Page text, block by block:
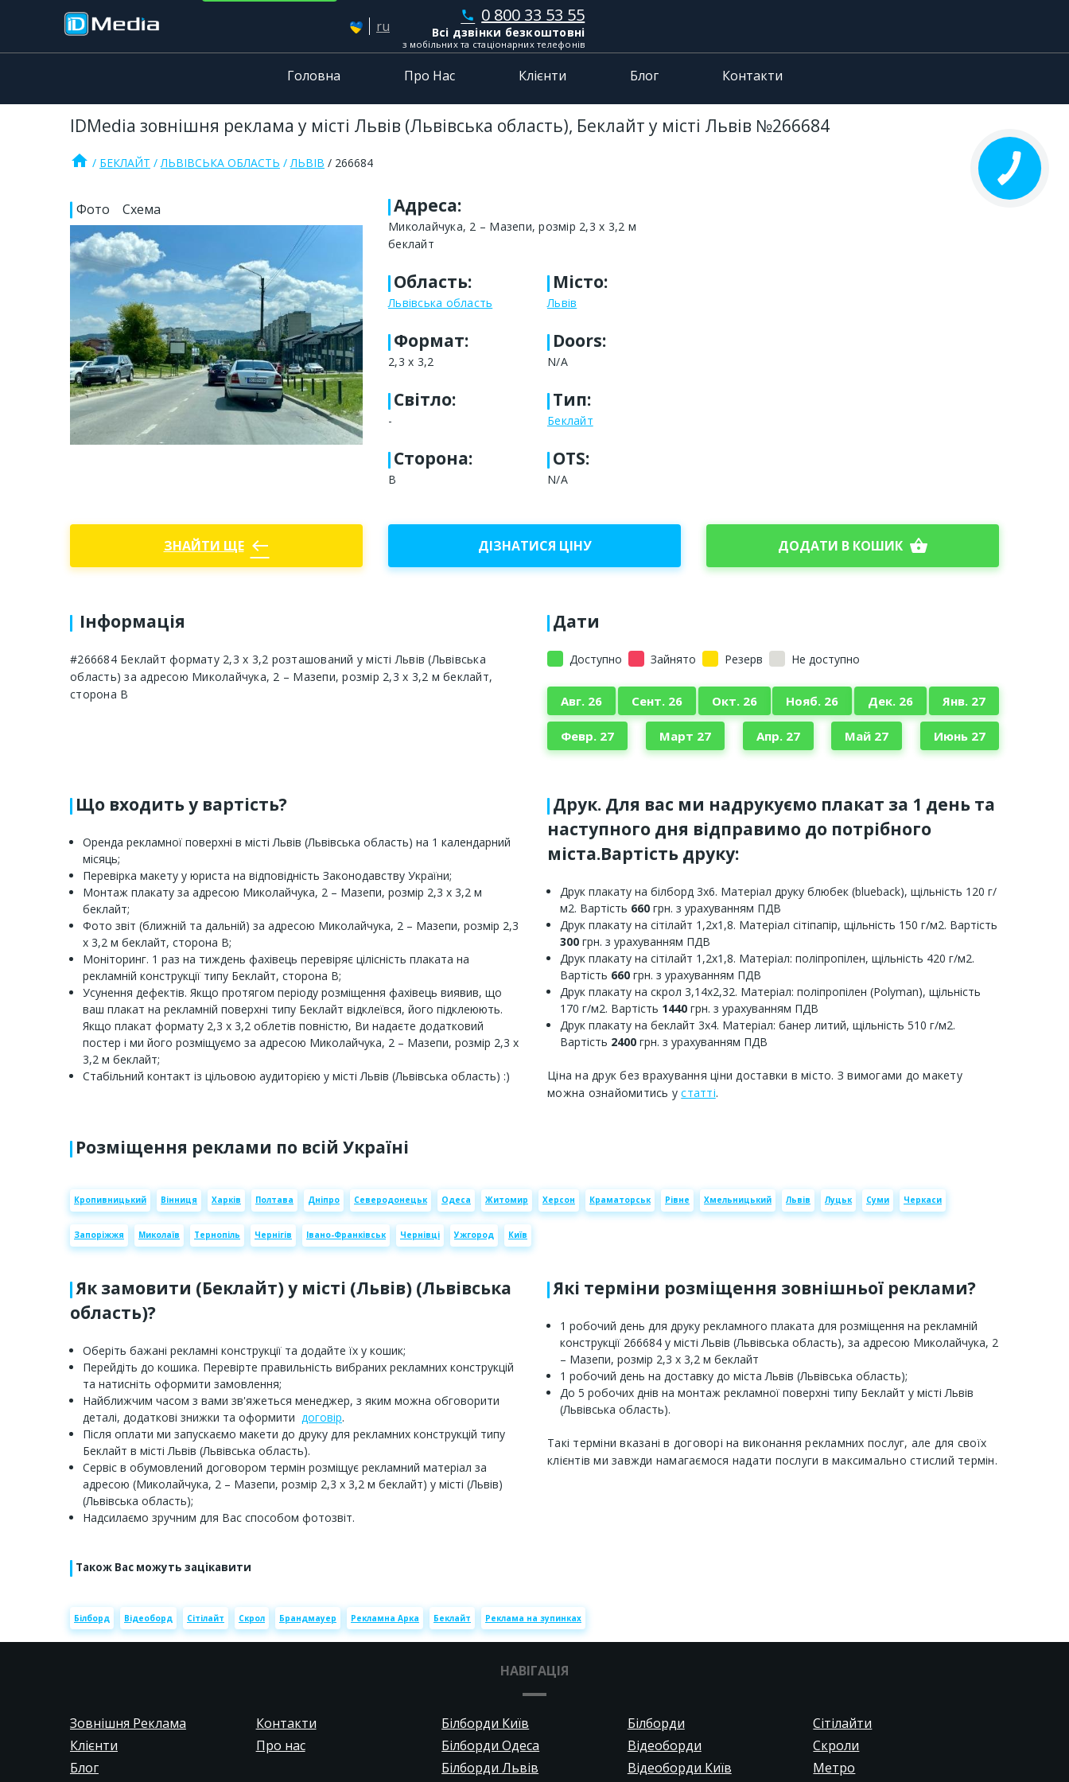
ru
phone 0 800 33 53 55
Всі дзвінки безкоштовні
з мобільних та стаціонарних телефонів
Головна Про Нас Клієнти Блог Контакти
IDMedia зовнішня реклама у місті Львів (Львівська область), Беклайт у місті Львів №266684
home БЕКЛАЙТ ЛЬВІВСЬКА ОБЛАСТЬ ЛЬВІВ 266684
Фото Схема Адреса:
Миколайчука, 2 – Мазепи, розмір 2,3 х 3,2 м
беклайт
Область:
Львівська область
Місто:
Львів
Формат:
2,3 х 3,2
Doors:
N/A
Світло:
-
Тип:
Беклайт
Сторона:
В
OTS:
N/A
ЗНАЙТИ ЩЕ west ДІЗНАТИСЯ ЦІНУ ДОДАТИ В КОШИК shopping_basket
Інформація
#266684 Беклайт формату 2,3 х 3,2 розташований у місті Львів (Львівська
область) за адресою Миколайчука, 2 – Мазепи, розмір 2,3 х 3,2 м беклайт,
сторона В
Дати
Доступно Зайнято Резерв Не доступно
Авг. 26 Сент. 26 Окт. 26 Нояб. 26 Дек. 26 Янв. 27
Февр. 27 Март 27 Апр. 27 Май 27 Июнь 27
Що входить у вартість?
Оренда рекламної поверхні в місті Львів (Львівська область) на 1 календарний
місяць;
Перевірка макету у юриста на відповідність Законодавству України;
Монтаж плакату за адресою Миколайчука, 2 – Мазепи, розмір 2,3 х 3,2 м
беклайт;
Фото звіт (ближній та дальній) за адресою Миколайчука, 2 – Мазепи, розмір 2,3
х 3,2 м беклайт, сторона В;
Моніторинг. 1 раз на тиждень фахівець перевіряє цілісність плаката на
рекламній конструкції типу Беклайт, сторона В;
Усунення дефектів. Якщо протягом періоду розміщення фахівець виявив, що
ваш плакат на рекламній поверхні типу Беклайт відклеївся, його підклеюють.
Якщо плакат формату 2,3 х 3,2 облетів повністю, Ви надаєте додатковий
постер і ми його розміщуємо за адресою Миколайчука, 2 – Мазепи, розмір 2,3 х
3,2 м беклайт;
Стабільний контакт із цільовою аудиторією у місті Львів (Львівська область) :)
Друк. Для вас ми надрукуємо плакат за 1 день та
наступного дня відправимо до потрібного
міста.Вартість друку:
Друк плакату на білборд 3х6. Матеріал друку блюбек (blueback), щільність 120 г/
м2. Вартість 660 грн. з урахуванням ПДВ
Друк плакату на сітілайт 1,2х1,8. Матеріал сітіпапір, щільність 150 г/м2. Вартість
300 грн. з урахуванням ПДВ
Друк плакату на сітілайт 1,2х1,8. Матеріал: поліпропілен, щільність 420 г/м2.
Вартість 660 грн. з урахуванням ПДВ
Друк плакату на скрол 3,14х2,32. Матеріал: поліпропілен (Polyman), щільність
170 г/м2. Вартість 1440 грн. з урахуванням ПДВ
Друк плакату на беклайт 3х4. Матеріал: банер литий, щільність 510 г/м2.
Вартість 2400 грн. з урахуванням ПДВ
Ціна на друк без врахування ціни доставки в місто. З вимогами до макету
можна ознайомитись устатті.
Розміщення реклами по всій Україні
Кропивницький Вінниця Харків Полтава Дніпро Северодонецьк Одеса Житомир Херсон Краматорськ Рівне Хмельницький Львів Луцьк Суми Черкаси
Запоріжжя Миколаїв Тернопіль Чернігів Івано-Франківськ Чернівці Ужгород Київ
Як замовити (Беклайт) у місті (Львів) (Львівська
область)?
Оберіть бажані рекламні конструкції та додайте їх у кошик;
Перейдіть до кошика. Перевірте правильність вибраних рекламних конструкцій
та натисніть оформити замовлення;
Найближчим часом з вами зв'яжеться менеджер, з яким можна обговорити
деталі, додаткові знижки та оформити договір.
Після оплати ми запускаємо макети до друку для рекламних конструкцій типу
Беклайт в місті Львів (Львівська область).
Сервіс в обумовлений договором термін розміщує рекламний матеріал за
адресою (Миколайчука, 2 – Мазепи, розмір 2,3 х 3,2 м беклайт) у місті (Львів)
(Львівська область);
Надсилаємо зручним для Вас способом фотозвіт.
Які терміни розміщення зовнішньої реклами?
1 робочий день для друку рекламного плаката для розміщення на рекламній
конструкції 266684 у місті Львів (Львівська область), за адресою Миколайчука, 2
– Мазепи, розмір 2,3 х 3,2 м беклайт
1 робочий день на доставку до міста Львів (Львівська область);
До 5 робочих днів на монтаж рекламної поверхні типу Беклайт у місті Львів
(Львівська область).
Такі терміни вказані в договорі на виконання рекламних послуг, але для своїх
клієнтів ми завжди намагаємося надати послуги в максимально стислий термін.
Також Вас можуть зацікавити
Білборд Відеоборд Сітілайт Скрол Брандмауер Рекламна Арка Беклайт Реклама на зупинках
НАВІГАЦІЯ
Зовнішня Реклама
Білборди Львів
Клієнти
Білборди
Блог
Відеоборди
Контакти
Відеоборди Київ
Про нас
Сітілайти
Білборди Київ
Скроли
Білборди Одеса
Метро
КНОПКА
ЗВ'ЯЗКУ